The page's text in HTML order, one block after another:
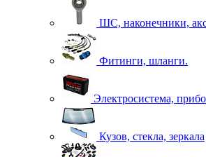
ШС, наконечники,
Фитинги, шланги.
Электросистема,
Кузов, стекла, зеркала